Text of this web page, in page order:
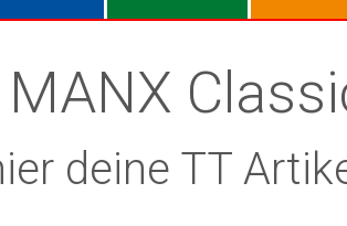
deine TT